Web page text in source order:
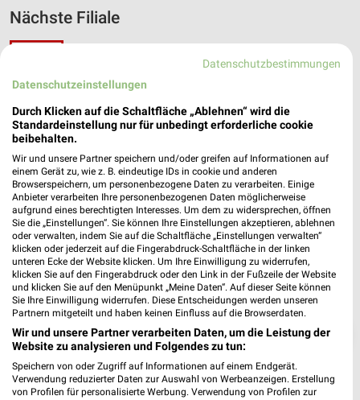
Nächste Filiale
44793 Bochum
Heute 07:00 - 20:00 Uhr | Schließt in 45 Min.
❯
Datenschutzbestimmungen
Datenschutzeinstellungen
Durch Klicken auf die Schaltfläche „Ablehnen“ wird die
Standardeinstellung nur für unbedingt erforderliche cookie
beibehalten.
Wir und unsere Partner speichern und/oder greifen auf Informationen auf
einem Gerät zu, wie z. B. eindeutige IDs in cookie und anderen
Browserspeichern, um personenbezogene Daten zu verarbeiten. Einige
Anbieter verarbeiten Ihre personenbezogenen Daten möglicherweise
aufgrund eines berechtigten Interesses. Um dem zu widersprechen, öffnen
Sie die „Einstellungen“. Sie können Ihre Einstellungen akzeptieren, ablehnen
oder verwalten, indem Sie auf die Schaltfläche „Einstellungen verwalten“
klicken oder jederzeit auf die Fingerabdruck-Schaltfläche in der linken
unteren Ecke der Website klicken. Um Ihre Einwilligung zu widerrufen,
klicken Sie auf den Fingerabdruck oder den Link in der Fußzeile der Website
und klicken Sie auf den Menüpunkt „Meine Daten“. Auf dieser Seite können
Sie Ihre Einwilligung widerrufen. Diese Entscheidungen werden unseren
Partnern mitgeteilt und haben keinen Einfluss auf die Browserdaten.
Wir und unsere Partner verarbeiten Daten, um die Leistung der
Website zu analysieren und Folgendes zu tun:
Speichern von oder Zugriff auf Informationen auf einem Endgerät.
Verwendung reduzierter Daten zur Auswahl von Werbeanzeigen. Erstellung
von Profilen für personalisierte Werbung. Verwendung von Profilen zur